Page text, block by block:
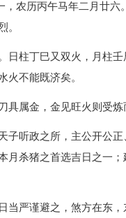
，农历丙午马年二月廿
。
日柱丁巳又双火，月柱
火不能既济矣。
具属金，金见旺火则受
子听政之所，主公开公
月杀猪之首选吉日之一
当严谨避之，煞方在东，